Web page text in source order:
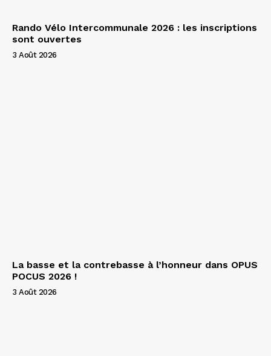
Rando Vélo Intercommunale 2026 : les inscriptions
sont ouvertes
3 Août 2026
La basse et la contrebasse à l’honneur dans OPUS
POCUS 2026 !
3 Août 2026